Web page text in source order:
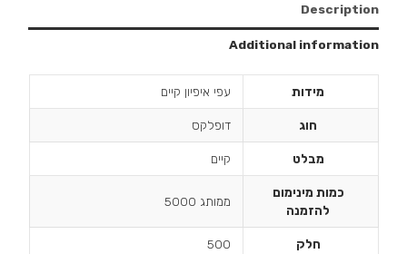
Description
Additional information
מידות עפי איפיון קיים
חוג דופלקס
מבלט קיים
כמות מינימום
להזמנה
ממותג 5000
חלק 500